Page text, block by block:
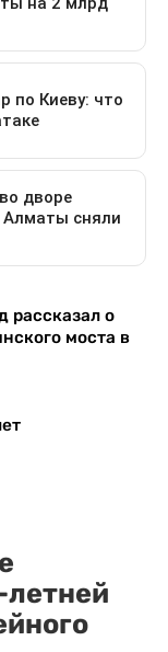
рассказал о
моста в
летней